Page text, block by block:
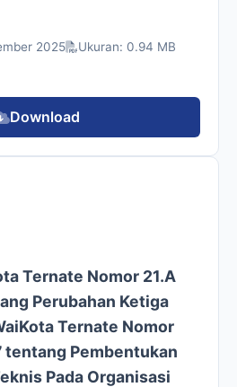
2025
Ukuran: 0.94 MB
Download
Ternate Nomor 21.A
Perubahan Ketiga
Ternate Nomor
tentang Pembentukan
Pada Organisasi